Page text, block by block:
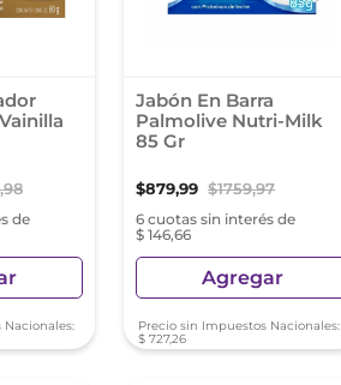
,98
de
Jabón En Barra
Palmolive Nutri-Milk
85 Gr
$879,99 $1759,97
6 cuotas sin interés de
$ 146,66
Agregar
Precio sin Impuestos Nacionales:
$ 727,26